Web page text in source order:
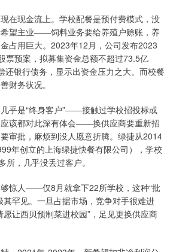
现金流上。学校配餐是预付费模式，没
望主业——饲料业务要给养殖户赊账，养
占用巨大。2023年12月，公司发布2023
票预案，拟募集资金总额不超过73.5亿
还银行债务，显示出资金压力之大。而校餐
财务状况。
是“终身客户”——接触过学校招投标或
该都对此深有体会——换供应商要重新招
审批，麻烦到没人愿意折腾。绿捷从2014
年创立的上海绿捷快餐有限公司），学校
，几乎没丢过客户。
惊人——仅8月就拿下22所学校，这种“批
其罕见。一旦占据市场，竞争对手很难进
愿让西贝预制菜进校园”，足见更换供应商